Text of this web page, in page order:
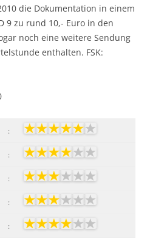
die Dokumentation in einem
9 zu rund 10,- Euro in den
noch eine weitere Sendung
enthalten. FSK:
:
:
:
:
: